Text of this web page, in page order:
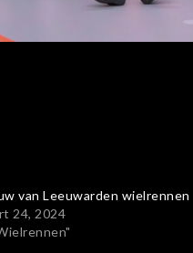
van Leeuwarden wielrennen
24, 2024